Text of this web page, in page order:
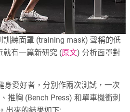
訓練面罩 (training mask) 聲稱的低
就有一篇新研究 (原文) 分析面罩對
身愛好者，分別作兩次測試，一次
推胸 (Bench Press) 和單車機衝刺